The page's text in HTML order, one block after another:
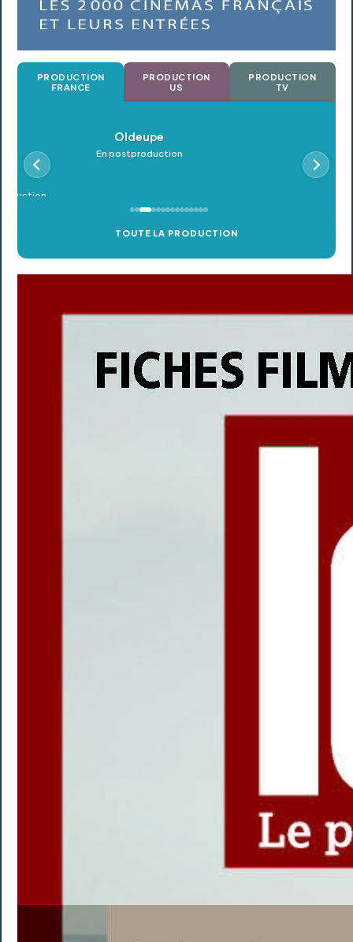
PRODUCTION
FRANCE
PRODUCTION
US
PRODUCTION
TV
Oldeupe
En postproduction
TOUTE LA PRODUCTION